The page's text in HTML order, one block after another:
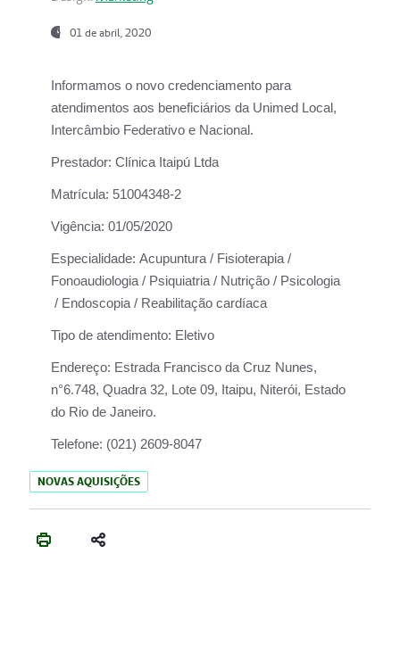
01 de abril, 2020
Informamos o novo credenciamento para
atendimentos aos beneficiários da Unimed Local,
Intercâmbio Federativo e Nacional.
Prestador: Clínica Itaipú Ltda
Matrícula: 51004348-2
Vigência: 01/05/2020
Especialidade: Acupuntura / Fisioterapia /
Fonoaudiologia / Psiquiatria / Nutrição / Psicologia
/ Endoscopia / Reabilitação cardíaca
Tipo de atendimento: Eletivo
Endereço: Estrada Francisco da Cruz Nunes,
n°6.748, Quadra 32, Lote 09, Itaipu, Niterói, Estado
do Rio de Janeiro.
Telefone: (021) 2609-8047
NOVAS AQUISIÇÕES